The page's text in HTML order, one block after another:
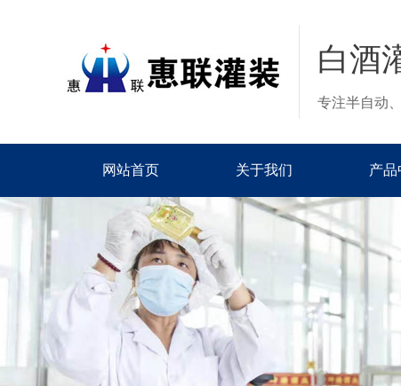
白酒
专注半自动
网站首页 关于我们 产品